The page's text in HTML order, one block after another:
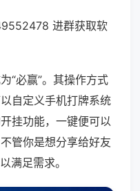
进群获取软
“必赢”。其操作方式
自定义手机打牌系统
挂功能，一键便可以
管你是想分享给好友
满足需求。